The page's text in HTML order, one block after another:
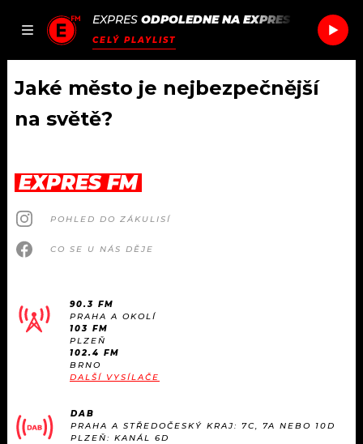
JAK
SEZNAM.CZ
EXPRES ODPOLEDNE NA EXPRES FM /
CELÝ PLAYLIST
ČLÁNKY
AKTUÁLNĚ
HUDBA
#NEBUDUDOMA
KALENDÁŘ
PODCASTY
JAK NALADIT
RÁDIO
APLIKACE
PROGRAM
PLAYLIST
SOUTĚŽE
Jaké město je nejbezpečnější
na světě?
EXPRES FM
POHLED DO ZÁKULISÍ
CO SE U NÁS DĚJE
90.3 FM
PRAHA A OKOLÍ
103 FM
PLZEŇ
102.4 FM
BRNO
DALŠÍ VYSÍLAČE
DAB
PRAHA A STŘEDOČESKÝ KRAJ: 7C, 7A NEBO 10D
PLZEŇ: KANÁL 6D